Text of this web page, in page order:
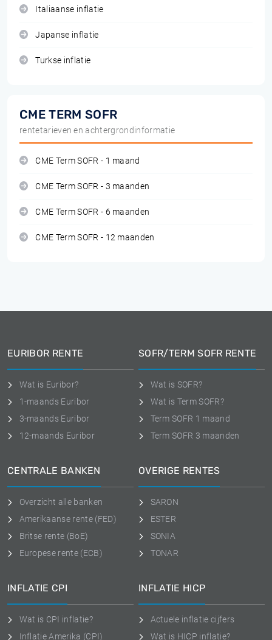
Italiaanse inflatie
Japanse inflatie
Turkse inflatie
CME TERM SOFR
rentetarieven en achtergrondinformatie
CME Term SOFR - 1 maand
CME Term SOFR - 3 maanden
CME Term SOFR - 6 maanden
CME Term SOFR - 12 maanden
EURIBOR RENTE
Wat is Euribor?
1-maands Euribor
3-maands Euribor
12-maands Euribor
SOFR/TERM SOFR RENTE
Wat is SOFR?
Wat is Term SOFR?
Term SOFR 1 maand
Term SOFR 3 maanden
CENTRALE BANKEN
Overzicht alle banken
Amerikaanse rente (FED)
Britse rente (BoE)
Europese rente (ECB)
OVERIGE RENTES
SARON
ESTER
SONIA
TONAR
INFLATIE CPI
Wat is CPI inflatie?
Inflatie Amerika (CPI)
INFLATIE HICP
Actuele inflatie cijfers
Wat is HICP inflatie?